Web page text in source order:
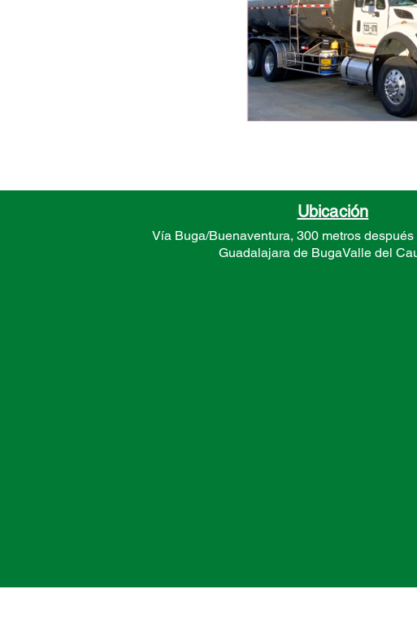
Ubicación
Vía Buga/Buenaventura, 300 metros
Guadalajara de BugaValle del